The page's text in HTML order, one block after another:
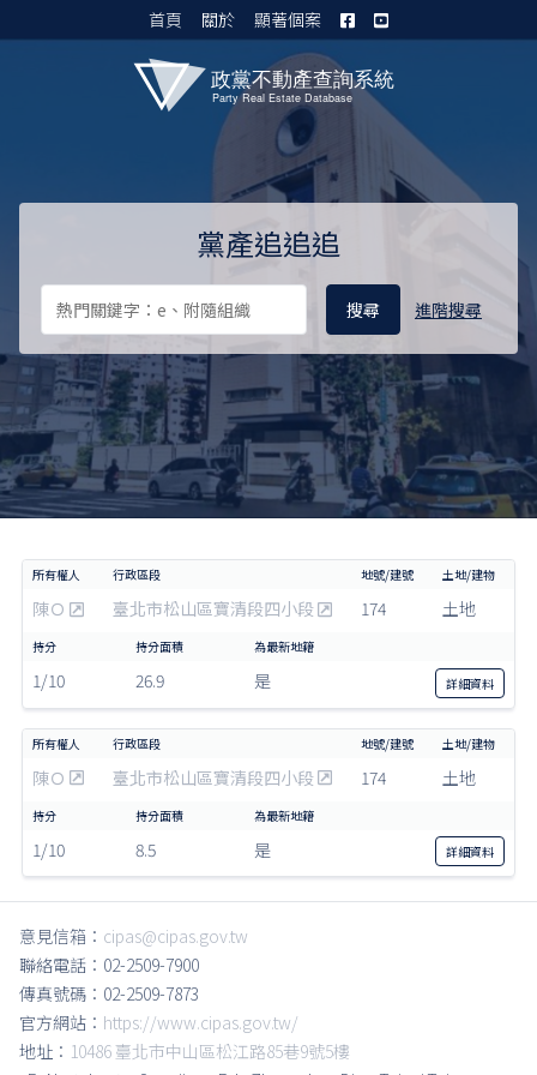
首頁 關於 顯著個案
黨產追追追
進階搜尋
陳Ｏ 臺北市松山區寶清段四小段 174 土地
1/10 26.9 是 詳細資料
陳Ｏ 臺北市松山區寶清段四小段 174 土地
1/10 8.5 是 詳細資料
意見信箱： cipas@cipas.gov.tw
聯絡電話：02-2509-7900
傳真號碼：02-2509-7873
官方網站： https://www.cipas.gov.tw/
地址： 10486 臺北市中山區松江路85巷9號5樓